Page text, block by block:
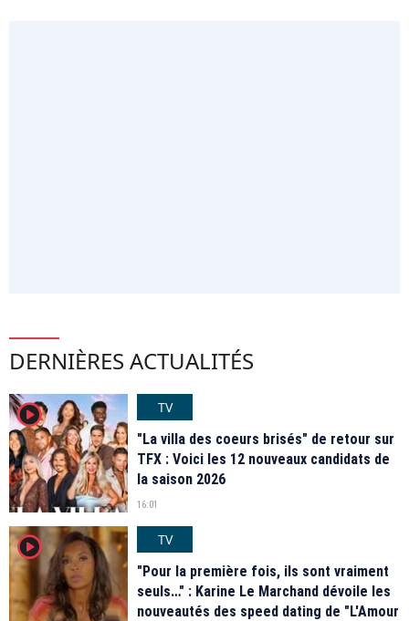
DERNIÈRES ACTUALITÉS
player2
TV
"La villa des coeurs brisés" de retour sur
TFX : Voici les 12 nouveaux candidats de
la saison 2026
16:01
player2
TV
"Pour la première fois, ils sont vraiment
seuls…" : Karine Le Marchand dévoile les
nouveautés des speed dating de "L'Amour